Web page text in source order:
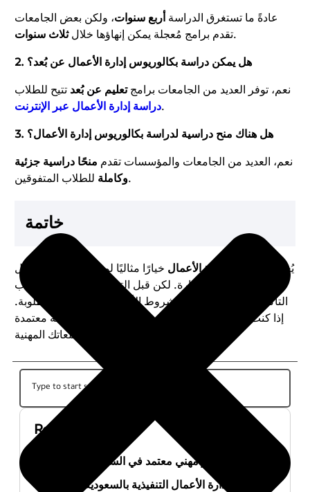
عادةً ما تستغرق الدراسة أربع سنوات، ولكن بعض الجامعات
تقدم برامج مُعجلة يمكن إنهاؤها خلالثلاث سنوات .
2. هل يمكن دراسة بكالوريوس إدارة الأعمال عن بُعد؟
نعم، توفر العديد من الجامعات برامجتعليم عن بُعد تتيح للطلاب
دراسة إدارة الأعمال عبر الإنترنت.
3. هل هناك منح دراسية لدراسة بكالوريوس إدارة الأعمال؟
نعم، العديد من الجامعات والمؤسسات تقدم منحًا دراسية جزئية
وكاملةللطلاب المتفوقين.
خاتمة
يُعد بكالوريوس إدارة الأعمال خيارًا مثاليًا لمن يسعون إلى دخول
عالم الأعمال والتجارة. لكن قبل التقديم، يجب على الطلاب
التأكد من استيفاء جميع الشروط الأكاديمية والإدارية المطلوبة.
إذا كنت تفكر في هذا التخصص، تأكد من اختيار جامعة معتمدة
Recent Posts
أفضل ماجستير مهني معتمد في السعودية 2026
ماجستير إدارة الأعمال التنفيذية بالسعودية 2026